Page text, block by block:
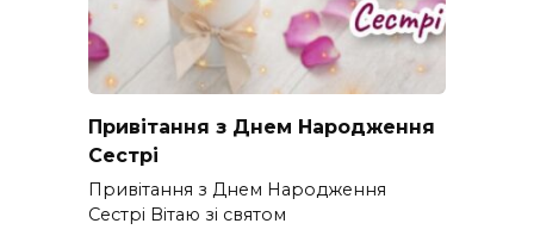
Привітання з Днем Народження
Сестрі
Привітання з Днем Народження
Сестрі Вітаю зі святом